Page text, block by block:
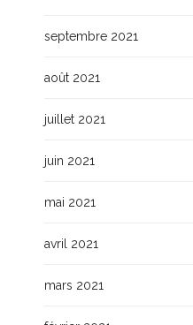
septembre 2021
août 2021
juillet 2021
juin 2021
mai 2021
avril 2021
mars 2021